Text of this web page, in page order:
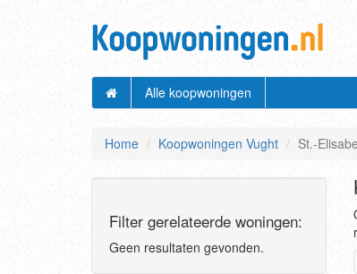
Alle koopwoningen
Home Koopwoningen Vught St.-
Filter gerelateerde woningen:
Geen resultaten gevonden.